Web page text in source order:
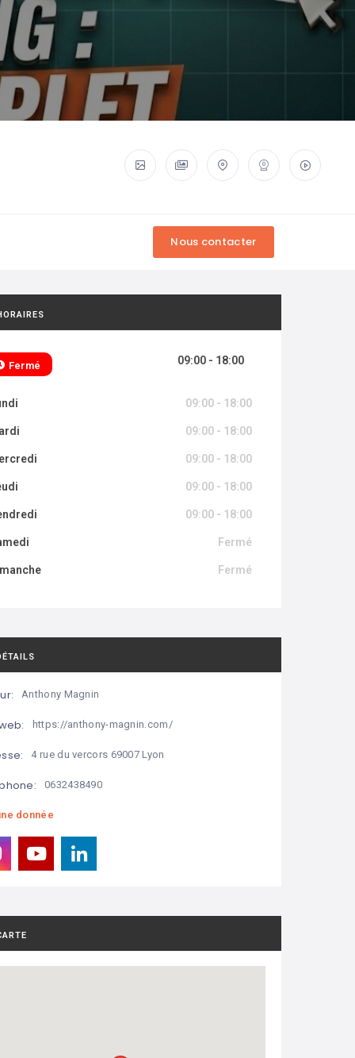
Fermé 09:00 - 18:00
09:00 - 18:00
09:00 - 18:00
09:00 - 18:00
09:00 - 18:00
09:00 - 18:00
Fermé
Fermé
Anthony Magnin
https://anthony-magnin.com/
4 rue du vercors 69007 Lyon
0632438490
donnée